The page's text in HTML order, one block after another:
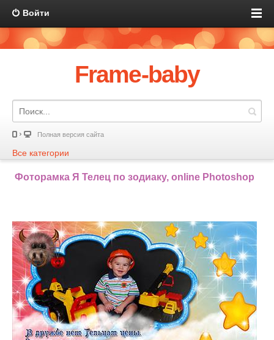
Войти
Frame-baby
Полная версия сайта
Все категории
Фоторамка Я Телец по зодиаку, online Photoshop